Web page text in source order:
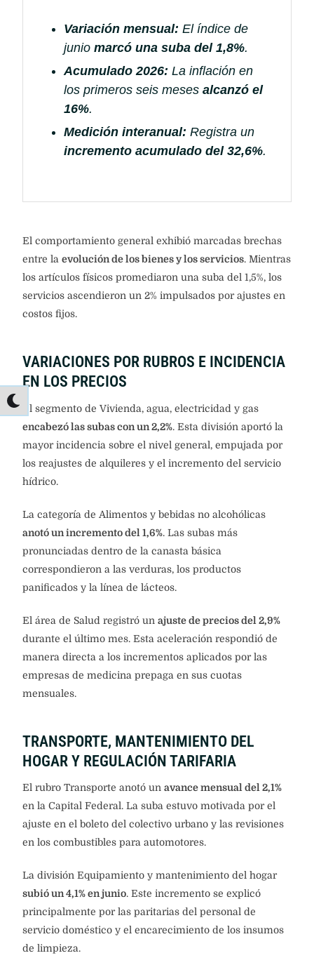
Variación mensual: El índice de
junio marcó una suba del 1,8%.
Acumulado 2026: La inflación en
los primeros seis meses alcanzó el
16%.
Medición interanual: Registra un
incremento acumulado del 32,6%.
El comportamiento general exhibió marcadas brechas
entre la evolución de los bienes y los servicios. Mientras
los artículos físicos promediaron una suba del 1,5%, los
servicios ascendieron un 2% impulsados por ajustes en
costos fijos.
VARIACIONES POR RUBROS E INCIDENCIA
EN LOS PRECIOS
El segmento de Vivienda, agua, electricidad y gas
encabezó las subas con un 2,2%. Esta división aportó la
mayor incidencia sobre el nivel general, empujada por
los reajustes de alquileres y el incremento del servicio
hídrico.
La categoría de Alimentos y bebidas no alcohólicas
anotó un incremento del 1,6%. Las subas más
pronunciadas dentro de la canasta básica
correspondieron a las verduras, los productos
panificados y la línea de lácteos.
El área de Salud registró un ajuste de precios del 2,9%
durante el último mes. Esta aceleración respondió de
manera directa a los incrementos aplicados por las
empresas de medicina prepaga en sus cuotas
mensuales.
TRANSPORTE, MANTENIMIENTO DEL
HOGAR Y REGULACIÓN TARIFARIA
El rubro Transporte anotó un avance mensual del 2,1%
en la Capital Federal. La suba estuvo motivada por el
ajuste en el boleto del colectivo urbano y las revisiones
en los combustibles para automotores.
La división Equipamiento y mantenimiento del hogar
subió un 4,1% en junio. Este incremento se explicó
principalmente por las paritarias del personal de
servicio doméstico y el encarecimiento de los insumos
de limpieza.